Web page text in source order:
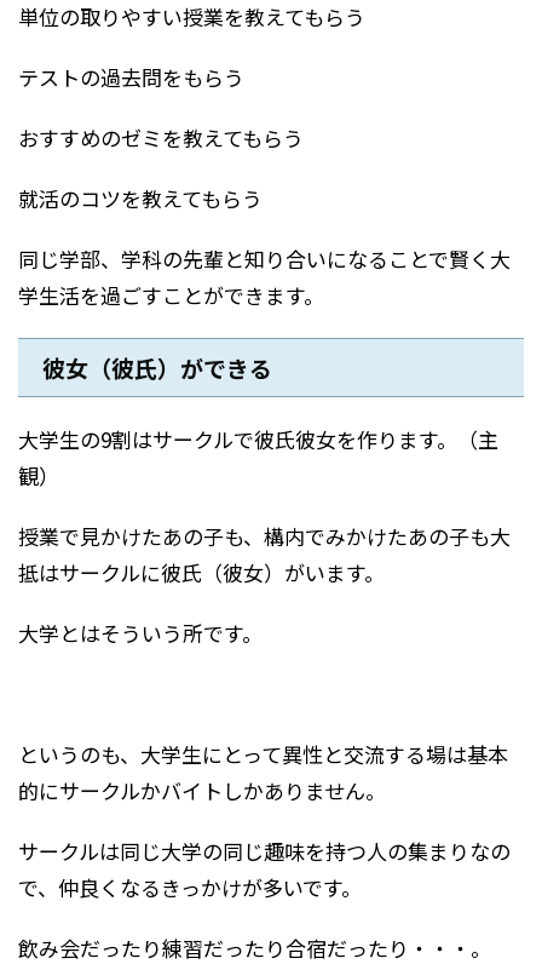
単位の取りやすい授業を教えてもらう
テストの過去問をもらう
おすすめのゼミを教えてもらう
就活のコツを教えてもらう
同じ学部、学科の先輩と知り合いになることで賢く大
学生活を過ごすことができます。
彼女（彼氏）ができる
大学生の9割はサークルで彼氏彼女を作ります。（主
観）
授業で見かけたあの子も、構内でみかけたあの子も大
抵はサークルに彼氏（彼女）がいます。
大学とはそういう所です。
というのも、大学生にとって異性と交流する場は基本
的にサークルかバイトしかありません。
サークルは同じ大学の同じ趣味を持つ人の集まりなの
で、仲良くなるきっかけが多いです。
飲み会だったり練習だったり合宿だったり・・・。